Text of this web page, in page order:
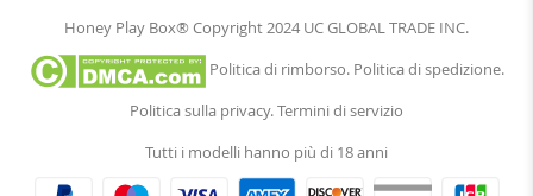
Honey Play Box® Copyright 2024 UC GLOBAL TRADE INC.
Politica di rimborso. Politica di spedizione.
Politica sulla privacy.Termini di servizio
Tutti i modelli hanno più di 18 anni